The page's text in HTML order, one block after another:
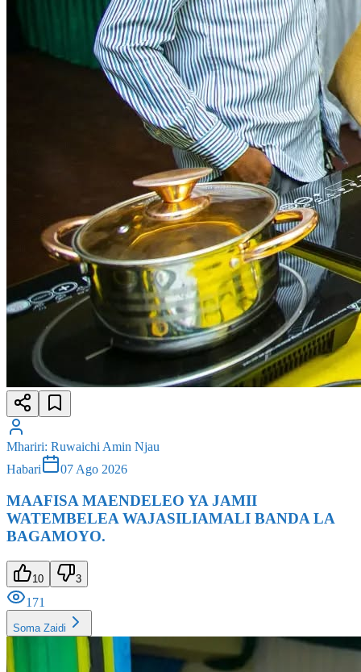
Mhariri: Ruwaichi Amin Njau
Habari
07 Ago 2026
MAAFISA MAENDELEO YA JAMII
WATEMBELEA WAJASILIAMALI BANDA LA
BAGAMOYO.
10 3
171
Soma Zaidi